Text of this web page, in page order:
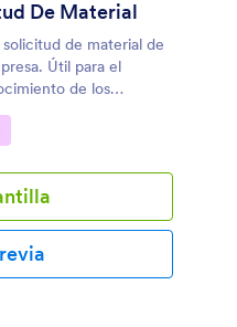
De Material
de material de
Útil para el
de los
y poco frecuente de